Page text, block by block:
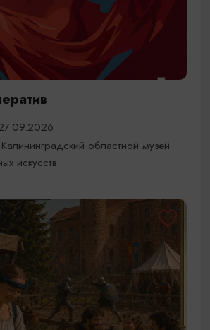
областной музей
искусств